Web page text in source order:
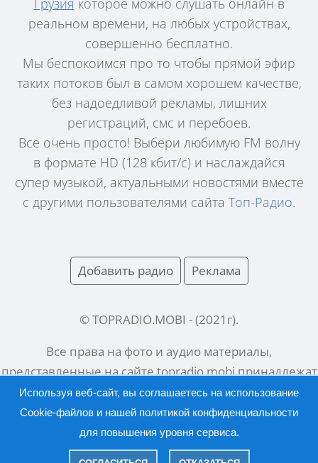
Грузия которое можно слушать онлайн в
реальном времени, на любых устройствах,
совершенно бесплатно.
Мы беспокоимся про то чтобы прямой эфир
таких потоков был в самом хорошем качестве,
без надоедливой рекламы, лишних
регистраций, смс и перебоев.
Все очень просто! Выбери любимую FM волну
в формате HD (128 кбит/с) и наслаждайся
супер музыкой, актуальными новостями вместе
с другими пользователями сайта Топ-Радио.
Добавить радио Реклама
© TOPRADIO.MOBI - (2021 г).
Все права на фото и аудио материалы,
представленные на сайтеtopradio.mobiпринадлежат
их законным владельцам.
Русский | English
Используя веб-сайт, вы соглашаетесь на использование
Cookie-файлов и нашей политикой конфиденциальности
для повышения уровня сервиса.